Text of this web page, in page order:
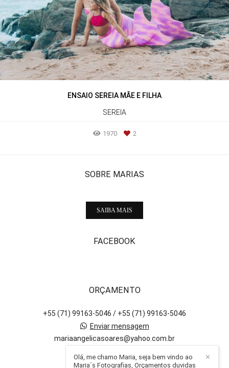
ENSAIO SEREIA MÃE E FILHA
SEREIA
1970 2
SOBRE MARIAS
SAIBA MAIS
FACEBOOK
ORÇAMENTO
+55 (71) 99163-5046 / +55 (71) 99163-5046
Enviar mensagem
mariaangelicasoares@yahoo.com.br
✕
Olá, me chamo Maria, seja bem vindo ao
Maria´s Fotografias, Orçamentos duvidas